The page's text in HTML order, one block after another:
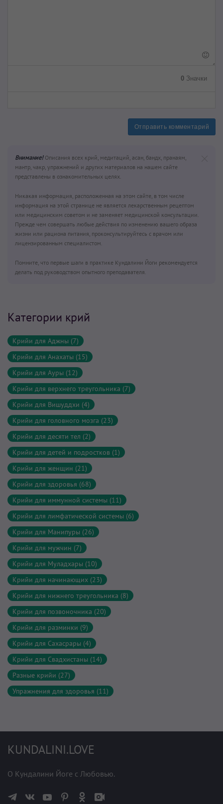
0 Значки
Отправить комментарий
Внимание!Описания всех крий, медитаций, асан, бандх, пранаям,
мантр, чакр, упражнений и других материалов на нашем сайте
представлены в ознакомительных целях.
Никакая информация, расположенная на этом сайте, в том числе
информация на этой странице не является лекарственным рецептом
или медицинским советом и не заменяет медицинской консультации.
Прежде чем совершать любые действия по изменению вашего образа
жизни или рациона питания, проконсультируйтесь с врачом или
лицензированным специалистом.
Помните, что первые шаги в практике Кундалини Йоги рекомендуется
делать под руководством опытного преподавателя.
Категории крий
Крийи для Аджны (7)
Крийи для Анахаты (15)
Крийи для Ауры (12)
Крийи для верхнего треугольника (7)
Крийи для Вишуддхи (4)
Крийи для головного мозга (23)
Крийи для десяти тел (2)
Крийи для детей и подростков (1)
Крийи для женщин (21)
Крийи для здоровья (68)
Крийи для иммунной системы (11)
Крийи для лимфатической системы (6)
Крийи для Манипуры (26)
Крийи для мужчин (7)
Крийи для Муладхары (10)
Крийи для начинающих (23)
Крийи для нижнего треугольника (8)
Крийи для позвоночника (20)
Крийи для разминки (9)
Крийи для Сахасрары (4)
Крийи для Свадхистаны (14)
Разные крийи (27)
Упражнения для здоровья (11)
KUNDALINI.LOVE
О Кундалини Йоге с Любовью.